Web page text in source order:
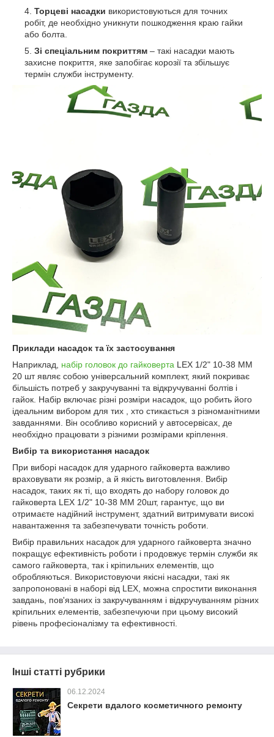
Торцеві насадки використовуються для точних
робіт, де необхідно уникнути пошкодження краю гайки
або болта.
Зі спеціальним покриттям – такі насадки мають
захисне покриття, яке запобігає корозії та збільшує
термін служби інструменту.
Приклади насадок та їх застосування
Наприклад, набір головок до гайковерта LEX 1/2" 10-38 MM
20 шт являє собою універсальний комплект, який покриває
більшість потреб у закручуванні та відкручуванні болтів і
гайок. Набір включає різні розміри насадок, що робить його
ідеальним вибором для тих , хто стикається з різноманітними
завданнями. Він особливо корисний у автосервісах, де
необхідно працювати з різними розмірами кріплення.
Вибір та використання насадок
При виборі насадок для ударного гайковерта важливо
враховувати як розмір, а й якість виготовлення. Вибір
насадок, таких як ті, що входять до набору головок до
гайковерта LEX 1/2" 10-38 MM 20шт, гарантує, що ви
отримаєте надійний інструмент, здатний витримувати високі
навантаження та забезпечувати точність роботи.
Вибір правильних насадок для ударного гайковерта значно
покращує ефективність роботи і продовжує термін служби як
самого гайковерта, так і кріпильних елементів, що
обробляються. Використовуючи якісні насадки, такі як
запропоновані в наборі від LEX, можна спростити виконання
завдань, пов'язаних із закручуванням і відкручуванням різних
кріпильних елементів, забезпечуючи при цьому високий
рівень професіоналізму та ефективності.
Інші статті рубрики
06.12.2024
Секрети вдалого косметичного ремонту